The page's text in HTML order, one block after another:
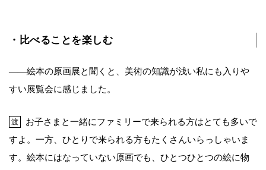
・比べることを楽しむ
――絵本の原画展と聞くと、美術の知識が浅い私にも入りや
すい展覧会に感じました。
渡
お子さまと一緒にファミリーで来られる方はとても多いで
すよ。一方、ひとりで来られる方もたくさんいらっしゃいま
す。絵本にはなっていない原画でも、ひとつひとつの絵に物